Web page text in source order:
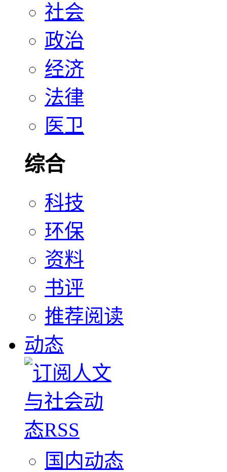
社会
政治
经济
法律
医卫
综合
科技
环保
资料
书评
推荐阅读
动态
国内动态